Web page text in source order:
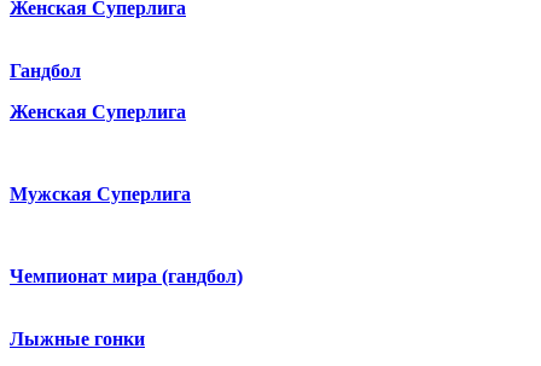
Женская Суперлига
Гандбол
Женская Суперлига
Мужская Суперлига
Чемпионат мира (гандбол)
Лыжные гонки